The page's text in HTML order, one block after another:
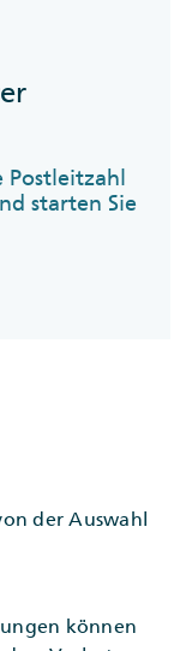
Postleitzahl
starten Sie
der Auswahl
können